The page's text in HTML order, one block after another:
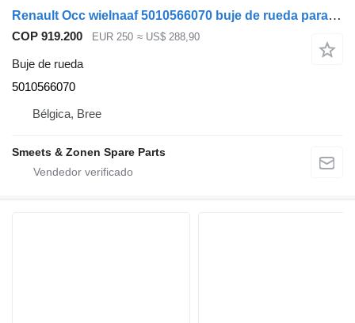
Renault Occ wielnaaf 5010566070 buje de rueda para camión
COP 919.200 EUR 250 ≈ US$ 288,90
Buje de rueda
5010566070
Bélgica, Bree
Smeets & Zonen Spare Parts